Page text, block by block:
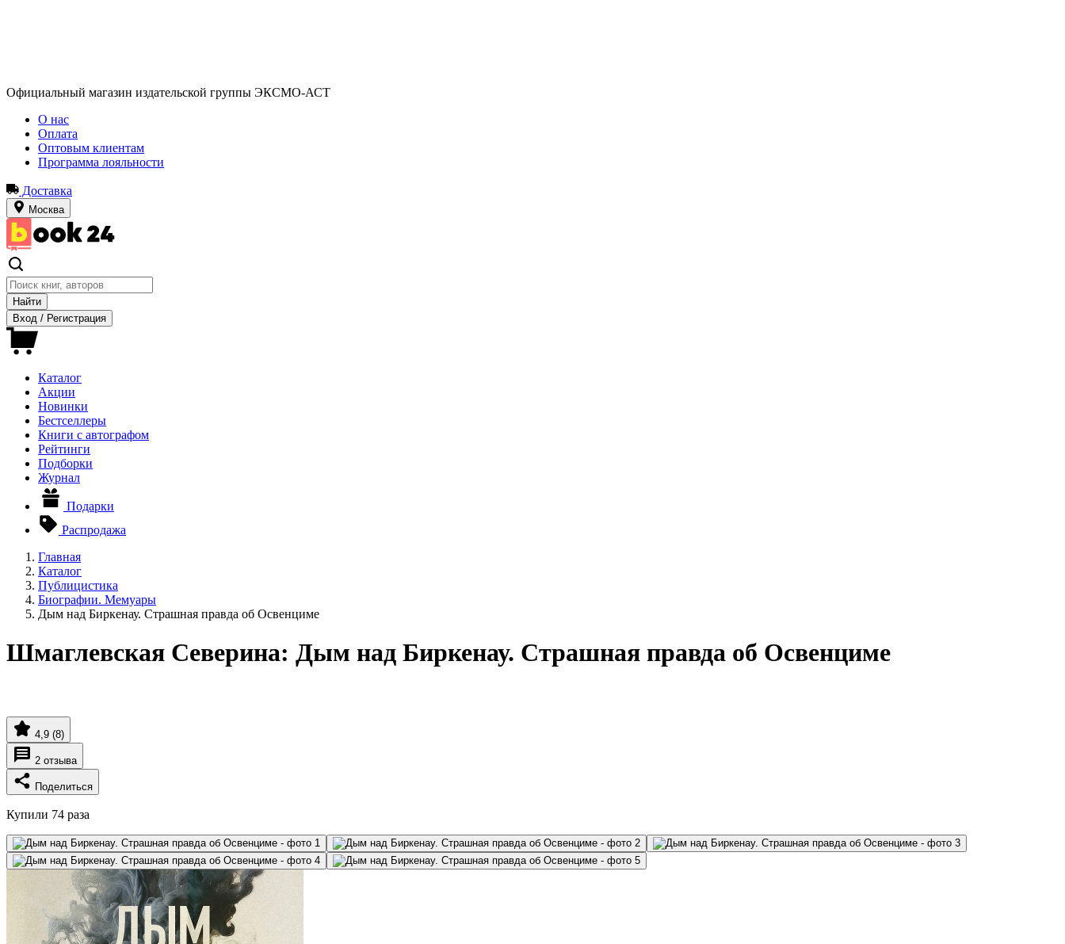
Официальный магазин издательской группы ЭКСМО-АСТ
О нас
Оплата
Оптовым клиентам
Программа лояльности
Доставка
Москва
Найти
Вход / Регистрация
Каталог
Акции
Новинки
Бестселлеры
Книги с автографом
Рейтинги
Подборки
Журнал
Подарки
Распродажа
Главная
Каталог
Публицистика
Биографии. Мемуары
Дым над Биркенау. Страшная правда об Освенциме
Шмаглевская Северина: Дым над Биркенау. Страшная правда об Освенциме
4,9 (8)
2 отзыва
Поделиться
Купили 74 раза